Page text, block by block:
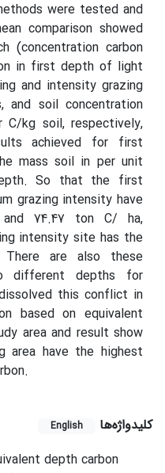
were tested and
comparison showed
(concentration carbon
in first depth of light
and intensity grazing
and soil concentration
C/kg soil, respectively,
achieved for first
mass soil in per unit
So that the first
grazing intensity have
and 74.47 ton C/ ha,
intensity site has the
are also these
different depths for
this conflict in
based on equivalent
area and result show
area have the highest
کلیدواژه‌ها English
depth carbon